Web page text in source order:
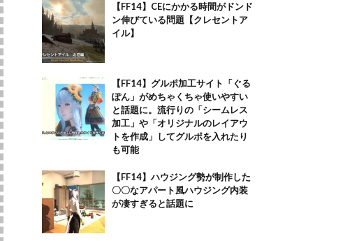
【FF14】CEにかかる時間がドンド
ン伸びている問題【クレセントア
イル】
【FF14】グルポ加工サイト「ぐる
ぽん」がめちゃくちゃ使いやすい
と話題に。流行りの「シームレス
加工」や「オリジナルのレイアウ
トを作成」してグルポを入れたり
も可能
【FF14】ハウジング勢が制作した
〇〇なアパート風ハウジング内装
が凄すぎると話題に